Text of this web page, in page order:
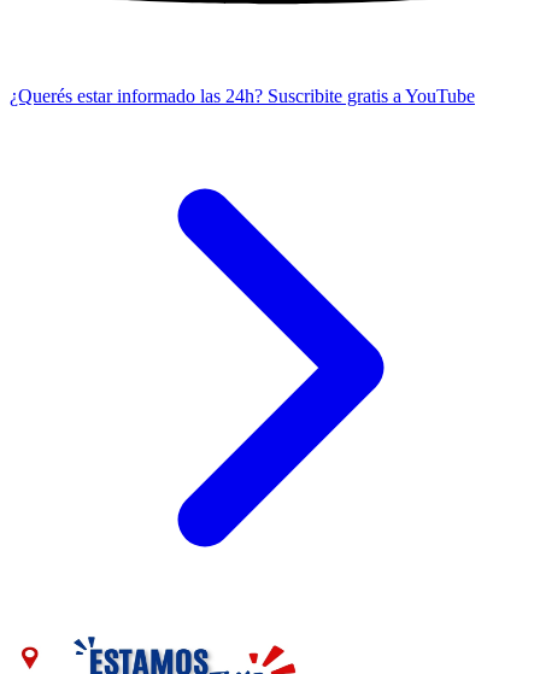
¿Querés estar informado las 24h? Suscribite gratis a YouTube